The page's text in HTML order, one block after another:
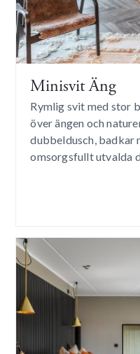
Minisvit Äng
Rymlig svit med stor
över ängen och
dubbeldusch, badkar
omsorgsfullt utvalda